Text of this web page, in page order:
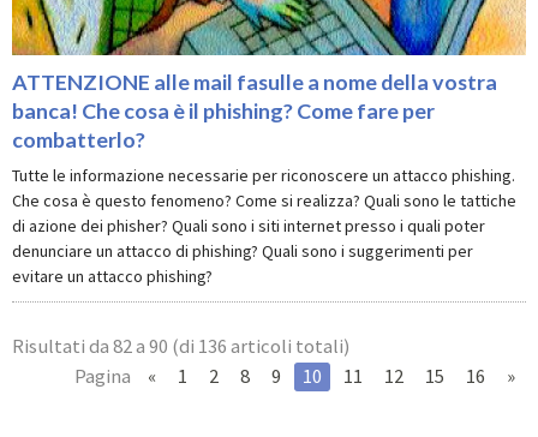
ATTENZIONE alle mail fasulle a nome della vostra
banca! Che cosa è il phishing? Come fare per
combatterlo?
Tutte le informazione necessarie per riconoscere un attacco phishing.
Che cosa è questo fenomeno? Come si realizza? Quali sono le tattiche
di azione dei phisher? Quali sono i siti internet presso i quali poter
denunciare un attacco di phishing? Quali sono i suggerimenti per
evitare un attacco phishing?
Risultati da 82 a 90 (di 136 articoli totali)
Pagina
« 1 2 8 9 10 11 12 15 16 »